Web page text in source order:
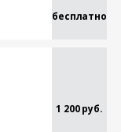
бесплатно
1 200 руб.